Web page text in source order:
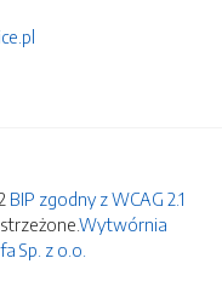
BIP zgodny z WCAG 2.1
Wytwórnia
Sp. z o.o.